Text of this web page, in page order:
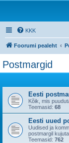
KKK
Foorumi pealeht
Postmargid
Eesti
Kõik, mis
Teemasid: 68
Eesti uued
Uudised ja
postmargil
Teemasid: 762